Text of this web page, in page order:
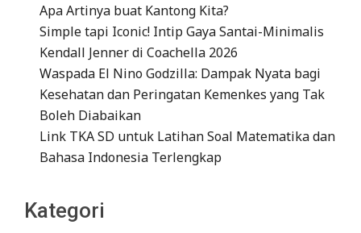
Apa Artinya buat Kantong Kita?
Simple tapi Iconic! Intip Gaya Santai-Minimalis
Kendall Jenner di Coachella 2026
Waspada El Nino Godzilla: Dampak Nyata bagi
Kesehatan dan Peringatan Kemenkes yang Tak
Boleh Diabaikan
Link TKA SD untuk Latihan Soal Matematika dan
Bahasa Indonesia Terlengkap
Kategori